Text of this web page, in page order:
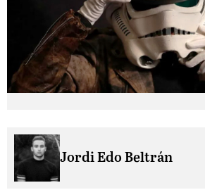
Jordi Edo Beltrán